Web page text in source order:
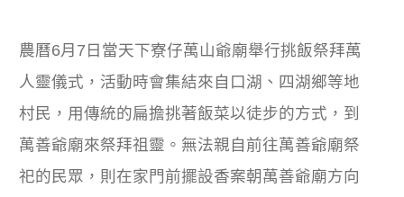
農曆6月7日當天下寮仔萬山爺廟舉行挑飯祭拜萬
人靈儀式，活動時會集結來自口湖、四湖鄉等地
村民，用傳統的扁擔挑著飯菜以徒步的方式，到
萬善爺廟來祭拜祖靈。無法親自前往萬善爺廟祭
祀的民眾，則在家門前擺設香案朝萬善爺廟方向